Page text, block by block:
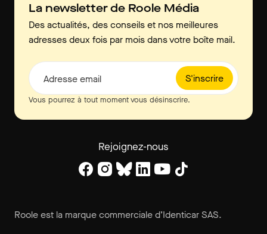
La newsletter de Roole Média
Des actualités, des conseils et nos meilleures
adresses deux fois par mois dans votre boîte mail.
S'inscrire
Adresse email
Vous pourrez à tout moment vous désinscrire.
Rejoignez-nous
Roole est la marque commerciale d’Identicar SAS.